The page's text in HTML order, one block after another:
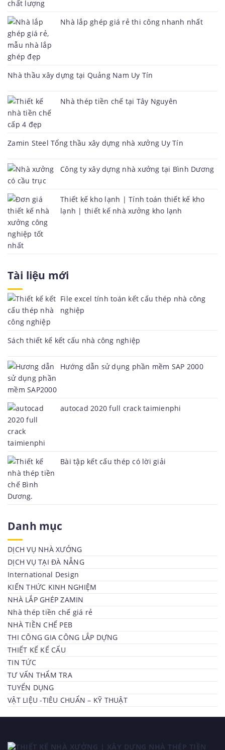
Nhà lắp ghép giá rẻ thi công nhanh nhất
Nhà thầu xây dựng tại Quảng Nam Uy Tín
Nhà thép tiền chế tại Tây Nguyên
Zamin Steel Tổng thầu xây dựng nhà xưởng Uy Tín
Công ty xây dựng nhà xưởng tại Bình Dương
Thiết kế kho lạnh | Tính toán thiết kế kho
lạnh | thiết kế nhà xưởng kho lạnh
Tài liệu mới
File excel tính toán kết cấu thép nhà công
nghiệp
Sách thiết kế kết cấu nhà công nghiệp
Hướng dẫn sử dụng phần mềm SAP 2000
autocad 2020 full crack taimienphi
Bài tập kết cấu thép có lời giải
Danh mục
DỊCH VỤ NHÀ XƯỞNG
DỊCH VỤ TẠI ĐÀ NẴNG
International Design
KIẾN THỨC KINH NGHIỆM
NHÀ LẮP GHÉP ZAMIN
Nhà thép tiền chế giá rẻ
NHÀ TIỀN CHẾ PEB
THI CÔNG GIA CÔNG LẮP DỰNG
THIẾT KẾ KẾ CẤU
TIN TỨC
TƯ VẤN THẨM TRA
TUYỂN DỤNG
VẬT LIỆU -TIÊU CHUẨN – KỸ THUẬT